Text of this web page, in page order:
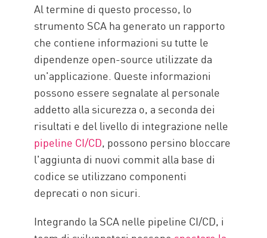
Al termine di questo processo, lo
strumento SCA ha generato un rapporto
che contiene informazioni su tutte le
dipendenze open-source utilizzate da
un'applicazione. Queste informazioni
possono essere segnalate al personale
addetto alla sicurezza o, a seconda dei
risultati e del livello di integrazione nelle
pipeline CI/CD, possono persino bloccare
l'aggiunta di nuovi commit alla base di
codice se utilizzano componenti
deprecati o non sicuri.
Integrando la SCA nelle pipeline CI/CD, i